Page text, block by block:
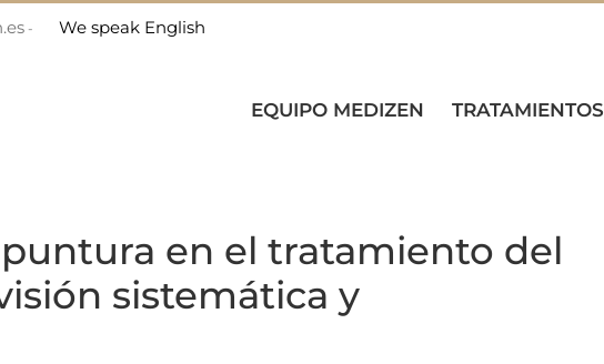
- We speak English
EQUIPO MEDIZEN TRATAMIENTOS
en el tratamiento del
sistemática y